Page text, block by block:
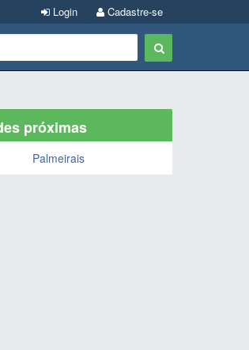
Cadastre-se
Login
próximas
Palmeirais